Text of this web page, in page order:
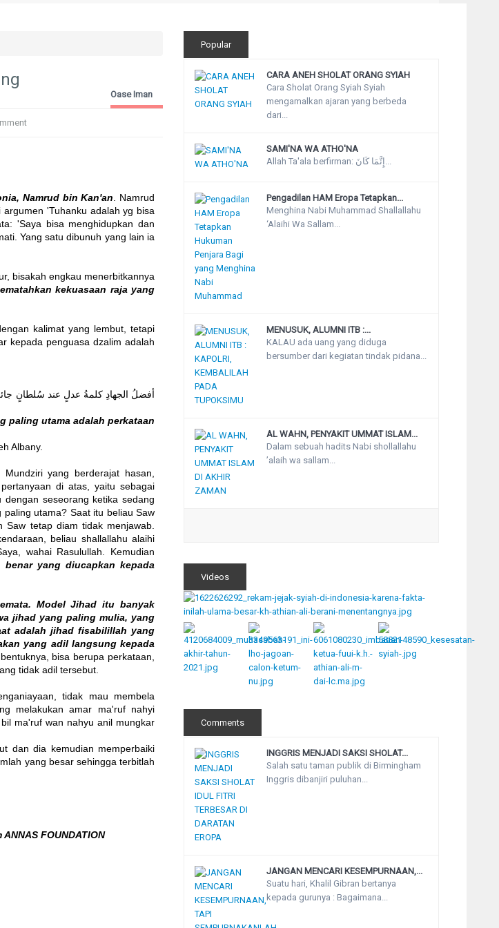
Oase Iman
Namrud bin Kan'an . Namrud
'Tuhanku adalah yg bisa
'Saya bisa menghidupkan dan
Yang satu dibunuh yang lain ia
bisakah engkau menerbitkannya
kekuasaan raja yang
kalimat yang lembut, tetapi
kepada penguasa dzalim adalah
paling utama adalah perkataan
Albany.
yang berderajat hasan,
di atas, yaitu sebagai
seseorang ketika sedang
utama? Saat itu beliau Saw
tetap diam tidak menjawab.
beliau shallallahu alaihi
wahai Rasulullah. Kemudian
yang diucapkan kepada
Model Jihad itu banyak
jihad yang paling mulia, yang
adalah jihad fisabilillah yang
yang adil langsung kepada
bisa berupa perkataan,
tidak adil tersebut.
tidak mau membela
melakukan amar ma'ruf nahyi
ma'ruf wan nahyu anil mungkar
dan dia kemudian memperbaiki
yang besar sehingga terbitlah
FOUNDATION
Popular
CARA ANEH SHOLAT ORANG SYIAH
Cara Sholat Orang Syiah Syiah
mengamalkan ajaran yang berbeda
dari...
SAMI'NA WA ATHO'NA
Allah Ta'ala berfirman: إِنَّمَا كَانَ...
Pengadilan HAM Eropa Tetapkan...
Menghina Nabi Muhammad Shallallahu
‘Alaihi Wa Sallam...
MENUSUK, ALUMNI ITB :...
KALAU ada uang yang diduga
bersumber dari kegiatan tindak pidana...
AL WAHN, PENYAKIT UMMAT ISLAM...
Dalam sebuah hadits Nabi shollallahu
’alaih wa sallam...
Videos
Comments
INGGRIS MENJADI SAKSI SHOLAT...
Salah satu taman publik di Birmingham
Inggris dibanjiri puluhan...
JANGAN MENCARI KESEMPURNAAN,...
Suatu hari, Khalil Gibran bertanya
kepada gurunya : Bagaimana...